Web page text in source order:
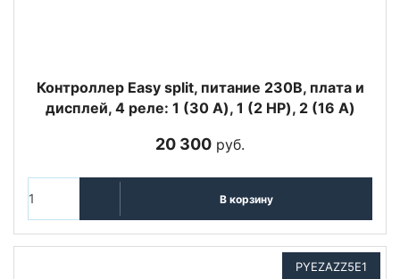
Контроллер Easy split, питание 230В, плата и
дисплей, 4 реле: 1 (30 A), 1 (2 HP), 2 (16 A)
20 300 руб.
В корзину
PYEZAZZ5E1